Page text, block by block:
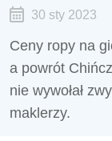
30 sty 2023
Ceny ropy na
a powrót
nie wywołał
maklerzy.